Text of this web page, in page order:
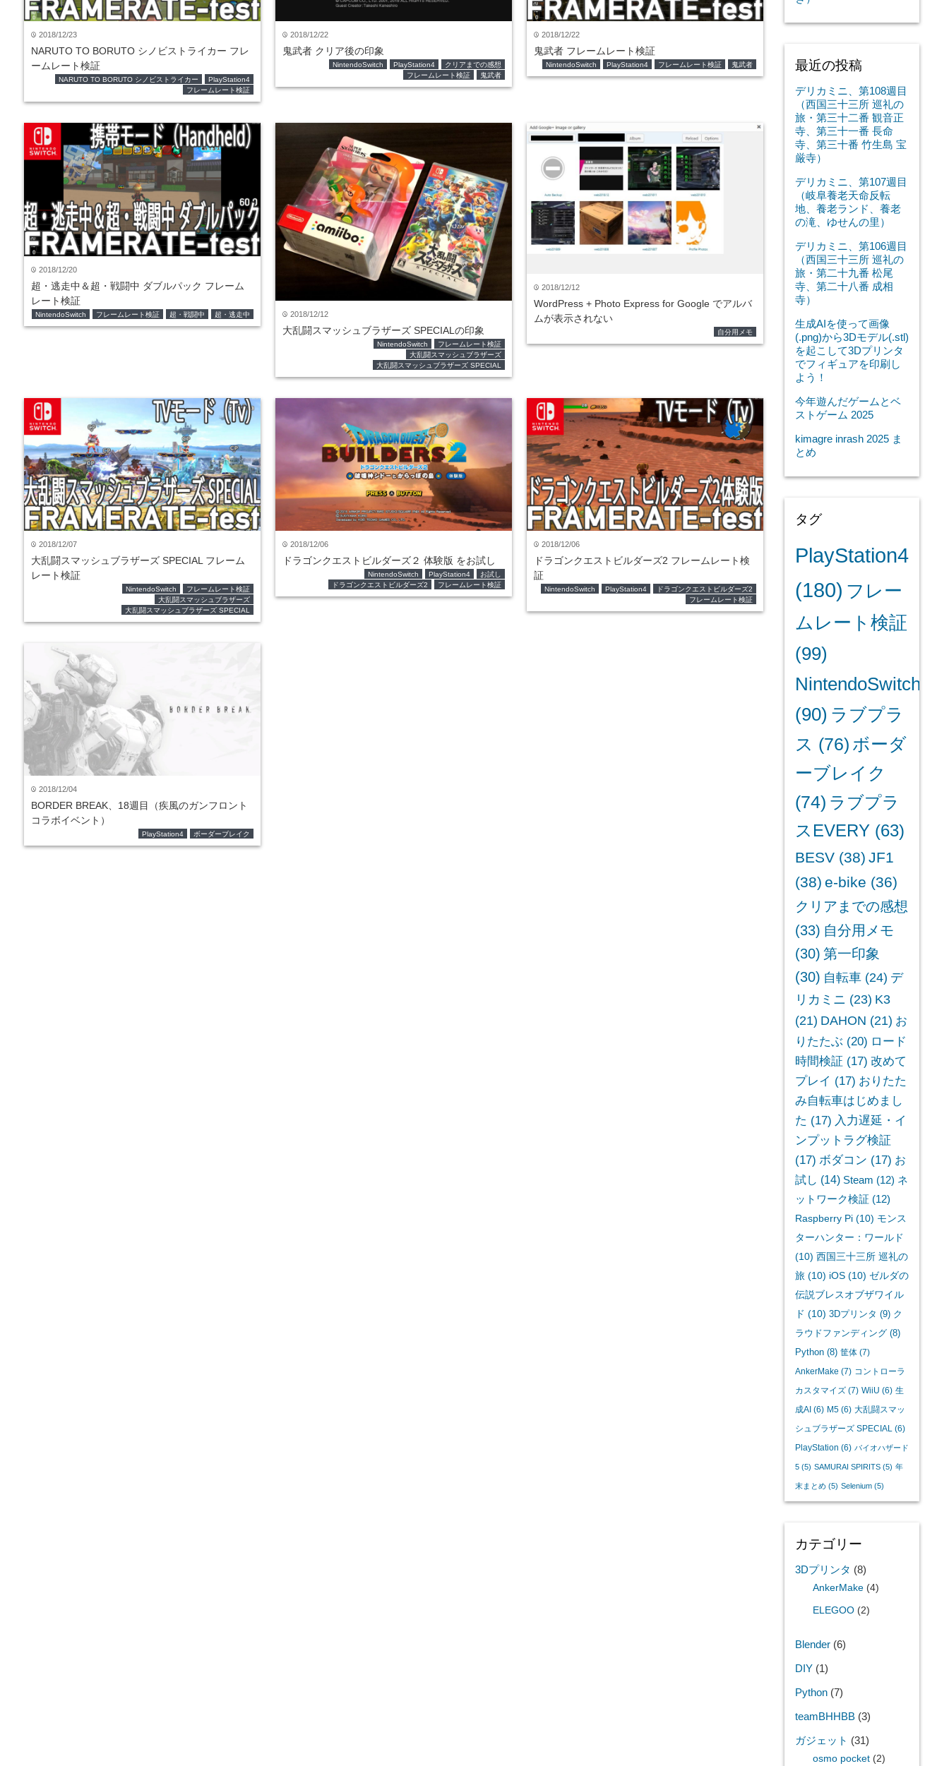
time 2018/12/23
NARUTO TO BORUTO シノビストライカー フレ
ームレート検証
NARUTO TO BORUTO シノビストライカー
PlayStation4
フレームレート検証
time 2018/12/22
鬼武者 クリア後の印象
NintendoSwitch PlayStation4
クリアまでの感想
フレームレート検証
鬼武者
time 2018/12/22
鬼武者 フレームレート検証
NintendoSwitch PlayStation4 フレームレート検証 鬼武者
time 2018/12/20
超・逃走中＆超・戦闘中 ダブルパック フレーム
レート検証
NintendoSwitch フレームレート検証 超・戦闘中 超・逃走中 time 2018/12/12
大乱闘スマッシュブラザーズ SPECIALの印象
NintendoSwitch
フレームレート検証
大乱闘スマッシュブラザーズ
大乱闘スマッシュブラザーズ SPECIAL
time 2018/12/12
WordPress + Photo Express for Google でアルバ
ムが表示されない
自分用メモ
time 2018/12/07
大乱闘スマッシュブラザーズ SPECIAL フレーム
レート検証
NintendoSwitch
フレームレート検証
大乱闘スマッシュブラザーズ
大乱闘スマッシュブラザーズ SPECIAL
time 2018/12/06
ドラゴンクエストビルダーズ２ 体験版 をお試し
NintendoSwitch PlayStation4
お試し
ドラゴンクエストビルダーズ2
フレームレート検証
time 2018/12/06
ドラゴンクエストビルダーズ2 フレームレート検
証
NintendoSwitch PlayStation4
ドラゴンクエストビルダーズ2
フレームレート検証
time 2018/12/04
BORDER BREAK、18週目（疾風のガンフロント
コラボイベント）
PlayStation4 ボーダーブレイク
最近の投稿
デリカミニ、第108週目
（西国三十三所 巡礼の
旅・第三十二番 観音正
寺、第三十一番 長命
寺、第三十番 竹生島 宝
厳寺）
デリカミニ、第107週目
（岐阜養老天命反転
地、養老ランド、養老
の滝、ゆせんの里）
デリカミニ、第106週目
（西国三十三所 巡礼の
旅・第二十九番 松尾
寺、第二十八番 成相
寺）
生成AIを使って画像
(.png)から3Dモデル(.stl)
を起こして3Dプリンタ
でフィギュアを印刷し
よう！
今年遊んだゲームとベ
ストゲーム 2025
kimagre inrash 2025 ま
とめ
タグ
PlayStation4
(180) フレー
ムレート検証
(99)
NintendoSwitch
(90) ラブプラ
ス (76) ボーダ
ーブレイク
(74) ラブプラ
スEVERY(63)
BESV(38) JF1
(38) e-bike (36)
クリアまでの感想
(33) 自分用メモ
(30) 第一印象
(30) 自転車(24) デ
リカミニ (23) K3
(21) DAHON (21) お
りたたぶ (20) ロード
時間検証 (17) 改めて
プレイ (17) おりたた
み自転車はじめまし
た (17) 入力遅延・イ
ンプットラグ検証
(17) ボダコン (17) お
試し (14) Steam (12) ネ
ットワーク検証 (12)
Raspberry Pi(10) モンス
ターハンター：ワールド
(10) 西国三十三所 巡礼の
旅(10) iOS(10) ゼルダの
伝説ブレスオブザワイル
ド (10) 3Dプリンタ (9) ク
ラウドファンディング(8)
Python(8) 筐体(7)
AnkerMake (7) コントローラ
カスタマイズ(7) WiiU (6) 生
成AI (6) M5(6) 大乱闘スマッ
シュブラザーズ SPECIAL (6)
PlayStation (6) バイオハザード
5(5) SAMURAI SPIRITS(5) 年
末まとめ(5) Selenium(5)
カテゴリー
3Dプリンタ (8)
AnkerMake(4)
ELEGOO(2)
Blender(6)
DIY(1)
Python(7)
teamBHHBB(3)
ガジェット (31)
osmo pocket(2)